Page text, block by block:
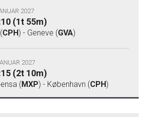
2027
(1t 55m)
CPH) - Geneve (GVA)
2027
(2t 10m)
(MXP) - København (CPH)